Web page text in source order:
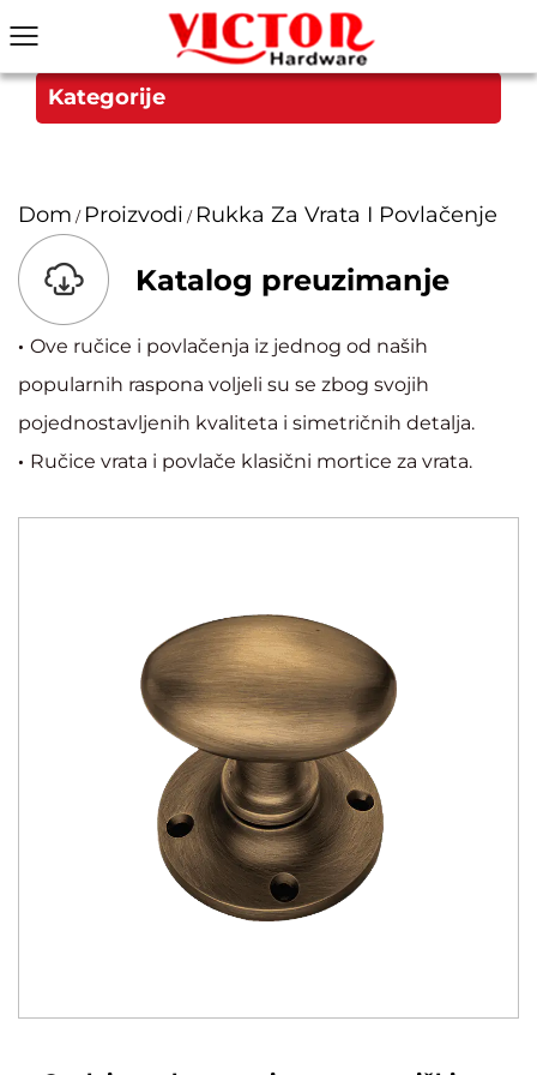
Kategorije
Dom / Proizvodi / Rukka Za Vrata I Povlačenje
Katalog preuzimanje
· Ove ručice i povlačenja iz jednog od naših
popularnih raspona voljeli su se zbog svojih
pojednostavljenih kvaliteta i simetričnih detalja.
· Ručice vrata i povlače klasični mortice za vrata.